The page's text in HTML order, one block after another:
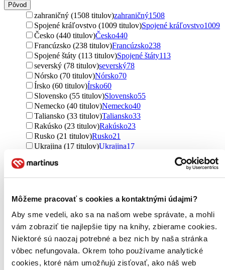
Môžeme pracovať s cookies a kontaktnými údajmi?
Aby sme vedeli, ako sa na našom webe správate, a mohli
vám zobraziť tie najlepšie tipy na knihy, zbierame cookies.
Niektoré sú naozaj potrebné a bez nich by naša stránka
vôbec nefungovala. Okrem toho používame analytické
cookies, ktoré nám umožňujú zisťovať, ako náš web
Pôvod
zahraničný (1508 titulov)zahraničný1508
Spojené kráľovstvo (1009 titulov)Spojené kráľovstvo1009
Česko (440 titulov)Česko440
Francúzsko (238 titulov)Francúzsko238
Spojené štáty (113 titulov)Spojené štáty113
severský (78 titulov)severský78
Nórsko (70 titulov)Nórsko70
Írsko (60 titulov)Írsko60
Slovensko (55 titulov)Slovensko55
Nemecko (40 titulov)Nemecko40
Taliansko (33 titulov)Taliansko33
Rakúsko (23 titulov)Rakúsko23
Rusko (21 titulov)Rusko21
Ukrajina (17 titulov)Ukrajina17
Grécko (14 titulov)
Austrália (13 titulov)Austrália13
Poľsko (7 titulov)Poľsko 7
Nigéria (2 tituly)Nigéria2
Rumunsko (2 tituly)Rumunsko2
Dánsko (1 titul)Dánsko1
Chorvátsko (1 titul)
Chorvátsko
Gruzínsko (1 titul)
1
Čierna Hora (1 titul)Čierna Hora1